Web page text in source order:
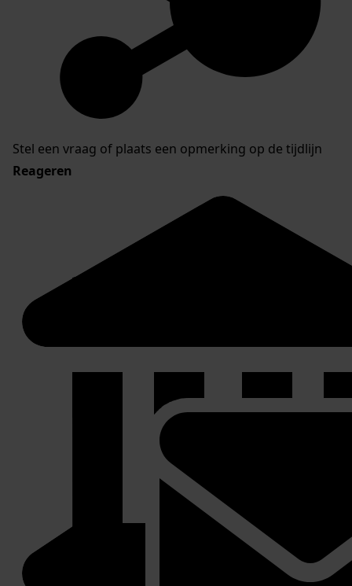
Stel een vraag of plaats een opmerking op de tijdlijn
Reageren